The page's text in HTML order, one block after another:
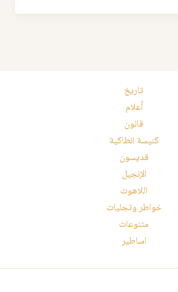
تاريخ
أعلام
قانون
كنيسة انطاكية
قديسون
الإنجيل
اللاهوت
خواطر وتجليات
متنوعات
اساطير